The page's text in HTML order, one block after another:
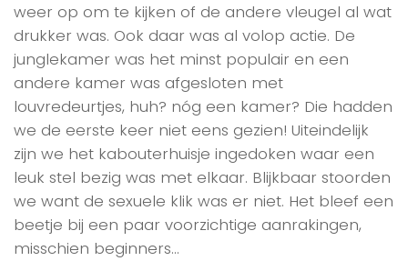
weer op om te kijken of de andere vleugel al wat
drukker was. Ook daar was al volop actie. De
junglekamer was het minst populair en een
andere kamer was afgesloten met
louvredeurtjes, huh? nóg een kamer? Die hadden
we de eerste keer niet eens gezien! Uiteindelijk
zijn we het kabouterhuisje ingedoken waar een
leuk stel bezig was met elkaar. Blijkbaar stoorden
we want de sexuele klik was er niet. Het bleef een
beetje bij een paar voorzichtige aanrakingen,
misschien beginners…